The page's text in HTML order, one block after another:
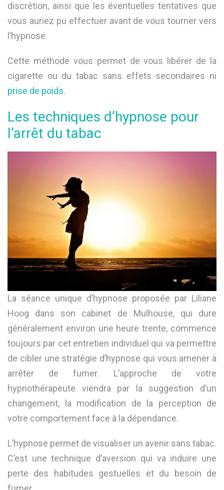
discrétion, ainsi que les éventuelles tentatives que
vous auriez pu effectuer avant de vous tourner vers
l’hypnose.
Cette méthode vous permet de vous libérer de la
cigarette ou du tabac sans effets secondaires ni
prise de poids.
Les techniques d’hypnose pour
l’arrêt du tabac
La séance unique d’hypnose proposée par Liliane
Hoog dans son cabinet de Mulhouse, qui dure
généralement environ une heure trente, commence
toujours par cet entretien individuel qui va permettre
de cibler une stratégie d’hypnose qui vous amener à
arrêter de fumer. L’approche de votre
hypnothérapeute viendra par la suggestion d’un
changement, la modification de la perception de
votre comportement face à la dépendance.
L’hypnose permet de visualiser un avenir sans tabac.
C’est une technique d’aversion qui va induire une
perte des habitudes gestuelles et du besoin de